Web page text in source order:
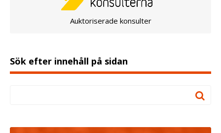
Auktoriserade konsulter
Sök efter innehåll på sidan